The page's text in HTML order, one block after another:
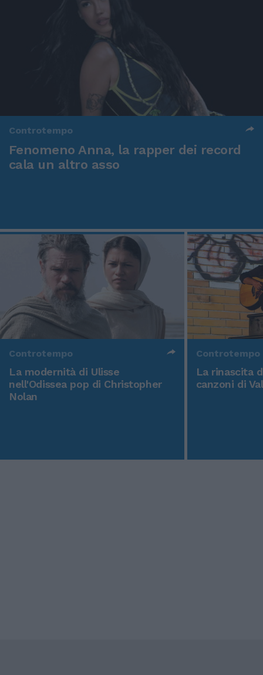
Controtempo
Fenomeno Anna, la rapper dei record
cala un altro asso
Controtempo
La modernità di Ulisse
nell'Odissea pop di Christopher
Nolan
Controtempo
La rinascita
canzoni di